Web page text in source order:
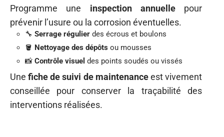
Programme une inspection annuellepour
prévenir l’usure ou la corrosion éventuelles.
🔧 Serrage régulier des écrous et boulons
🪣 Nettoyage des dépôts ou mousses
📸 Contrôle visuel des points soudés ou vissés
Unefiche de suivi de maintenanceest vivement
conseillée pour conserver la traçabilité des
interventions réalisées.